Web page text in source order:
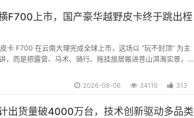
F700上市，国产豪华越野皮卡终于跳出桎
卡 F700 在云南大理完成全球上市，这场以 “玩不封顶” 为主
，而是把露营、马术、骑行、拖挂旅居搬进苍山洱海实景，直
2026-08-06 34110 313
出货量破4000万台，技术创新驱动多品类